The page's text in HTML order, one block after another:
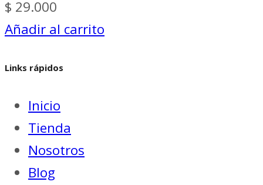
$ 29.000
Añadir al carrito
Links rápidos
Inicio
Tienda
Nosotros
Blog